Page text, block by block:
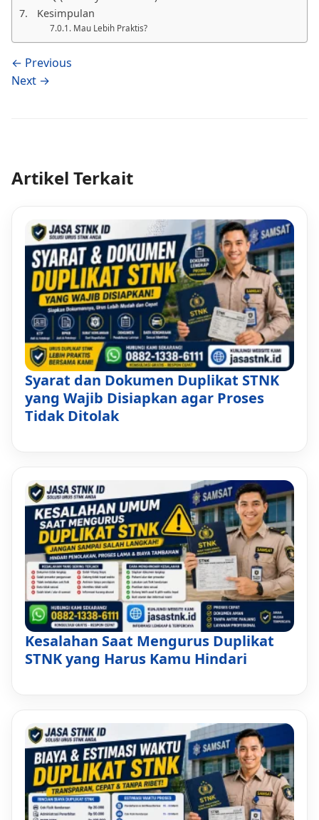
Kesimpulan
Mau Lebih Praktis?
← Previous
Next →
Artikel Terkait
Syarat dan Dokumen Duplikat STNK
yang Wajib Disiapkan agar Proses
Tidak Ditolak
Kesalahan Saat Mengurus Duplikat
STNK yang Harus Kamu Hindari